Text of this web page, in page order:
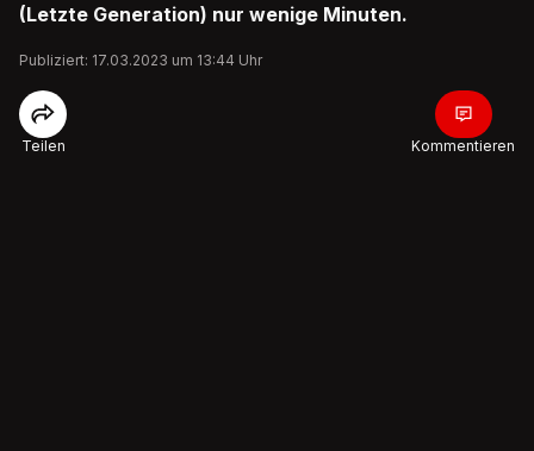
(Letzte Generation) nur wenige Minuten.
Publiziert: 17.03.2023 um 13:44 Uhr
Teilen Kommentieren